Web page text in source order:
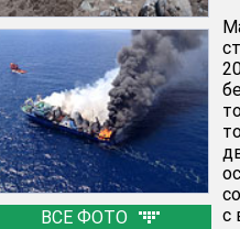
ВСЕ ФОТО
с